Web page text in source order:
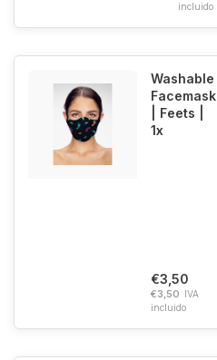
incluido
Washable
Facemask
| Feets |
1x
€3,50
€3,50 IVA
incluido